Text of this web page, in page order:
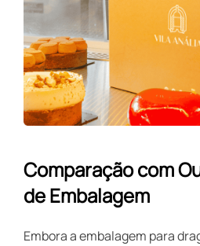
Comparação com
de Embalagem
Embora a embalagem para